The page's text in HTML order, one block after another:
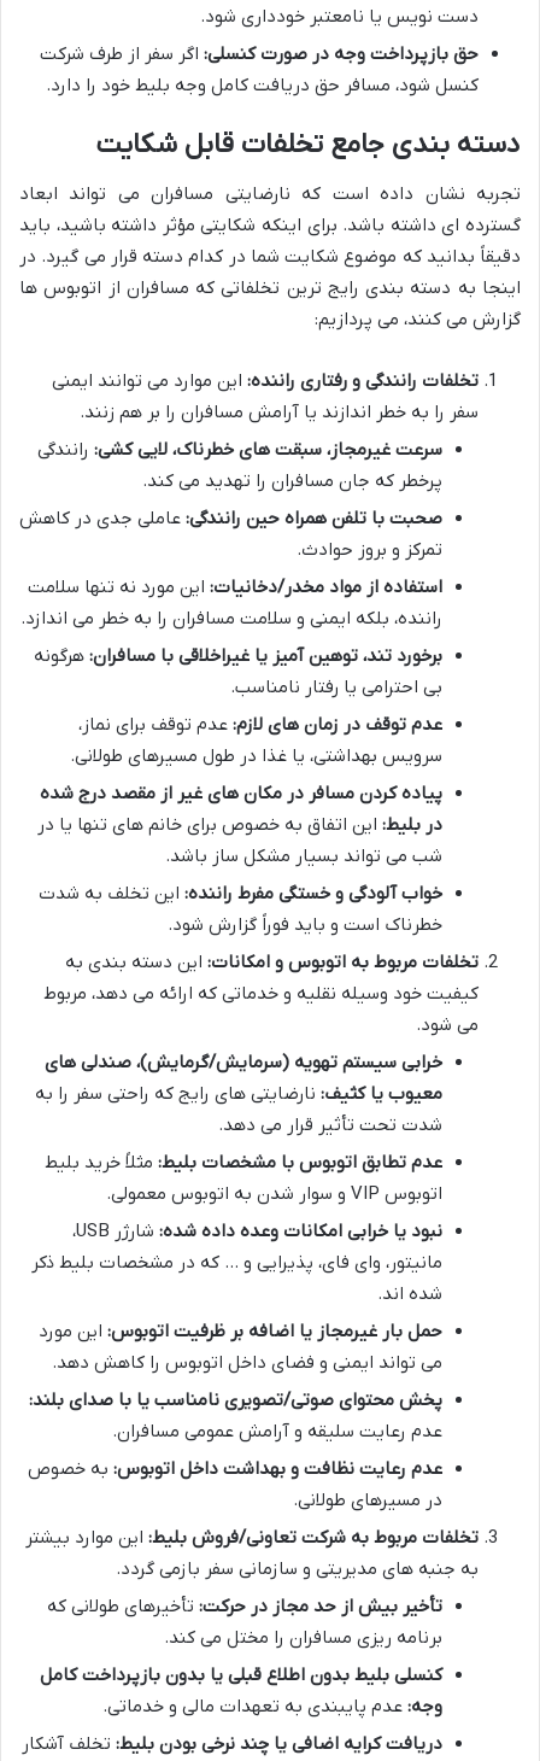
دست نویس یا نامعتبر خودداری شود.
حق بازپرداخت وجه در صورت کنسلی: اگر سفر از طرف شرکت
کنسل شود، مسافر حق دریافت کامل وجه بلیط خود را دارد.
دسته بندی جامع تخلفات قابل شکایت
تجربه نشان داده است که نارضایتی مسافران می تواند ابعاد
گسترده ای داشته باشد. برای اینکه شکایتی مؤثر داشته باشید، باید
دقیقاً بدانید که موضوع شکایت شما در کدام دسته قرار می گیرد. در
اینجا به دسته بندی رایج ترین تخلفاتی که مسافران از اتوبوس ها
گزارش می کنند، می پردازیم:
تخلفات رانندگی و رفتاری راننده: این موارد می توانند ایمنی
سفر را به خطر اندازند یا آرامش مسافران را بر هم زنند.
سرعت غیرمجاز، سبقت های خطرناک، لایی کشی: رانندگی
پرخطر که جان مسافران را تهدید می کند.
صحبت با تلفن همراه حین رانندگی: عاملی جدی در کاهش
تمرکز و بروز حوادث.
استفاده از مواد مخدر/دخانیات: این مورد نه تنها سلامت
راننده، بلکه ایمنی و سلامت مسافران را به خطر می اندازد.
برخورد تند، توهین آمیز یا غیراخلاقی با مسافران: هرگونه
بی احترامی یا رفتار نامناسب.
عدم توقف در زمان های لازم: عدم توقف برای نماز،
سرویس بهداشتی، یا غذا در طول مسیرهای طولانی.
پیاده کردن مسافر در مکان های غیر از مقصد درج شده
در بلیط: این اتفاق به خصوص برای خانم های تنها یا در
شب می تواند بسیار مشکل ساز باشد.
خواب آلودگی و خستگی مفرط راننده: این تخلف به شدت
خطرناک است و باید فوراً گزارش شود.
تخلفات مربوط به اتوبوس و امکانات: این دسته بندی به
کیفیت خود وسیله نقلیه و خدماتی که ارائه می دهد، مربوط
می شود.
خرابی سیستم تهویه (سرمایش/گرمایش)، صندلی های
معیوب یا کثیف: نارضایتی های رایج که راحتی سفر را به
شدت تحت تأثیر قرار می دهد.
عدم تطابق اتوبوس با مشخصات بلیط: مثلاً خرید بلیط
اتوبوس VIP و سوار شدن به اتوبوس معمولی.
نبود یا خرابی امکانات وعده داده شده:
شارژر USB،
مانیتور، وای فای، پذیرایی و … که در مشخصات بلیط ذکر
شده اند.
حمل بار غیرمجاز یا اضافه بر ظرفیت اتوبوس: این مورد
می تواند ایمنی و فضای داخل اتوبوس را کاهش دهد.
پخش محتوای صوتی/تصویری نامناسب یا با صدای بلند:
عدم رعایت سلیقه و آرامش عمومی مسافران.
عدم رعایت نظافت و بهداشت داخل اتوبوس: به خصوص
در مسیرهای طولانی.
تخلفات مربوط به شرکت تعاونی/فروش بلیط: این موارد بیشتر
به جنبه های مدیریتی و سازمانی سفر بازمی گردد.
تأخیر بیش از حد مجاز در حرکت: تأخیرهای طولانی که
برنامه ریزی مسافران را مختل می کند.
کنسلی بلیط بدون اطلاع قبلی یا بدون بازپرداخت کامل
وجه: عدم پایبندی به تعهدات مالی و خدماتی.
دریافت کرایه اضافی یا چند نرخی بودن بلیط: تخلف آشکار